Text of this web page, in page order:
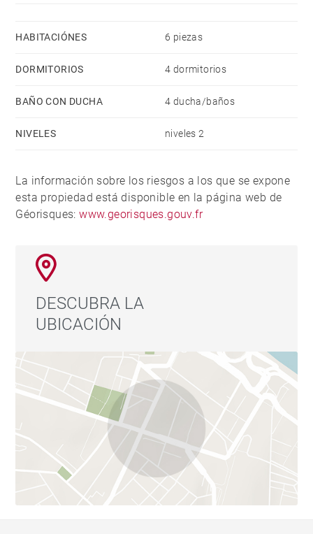
HABITACIÓNES 6 piezas
DORMITORIOS 4 dormitorios
BAÑO CON DUCHA 4 ducha/baños
NIVELES niveles 2
La información sobre los riesgos a los que se expone
esta propiedad está disponible en la página web de
Géorisques:www.georisques.gouv.fr
DESCUBRA LA
UBICACIÓN